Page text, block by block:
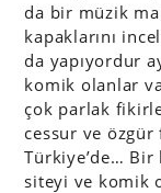
da bir müzik
kapaklarını
da yapıyordur
komik olanlar
çok parlak
cessur ve özgür
Türkiye’de…
siteyi ve komik